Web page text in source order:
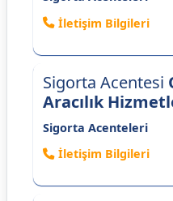
İletişim Bilgileri
Sigorta Acentesi
Aracılık
Sigorta Acenteleri
İletişim Bilgileri